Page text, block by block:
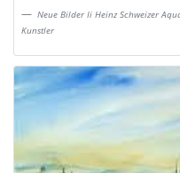
Neue Bilder Ii Heinz Schweizer
Kunstler